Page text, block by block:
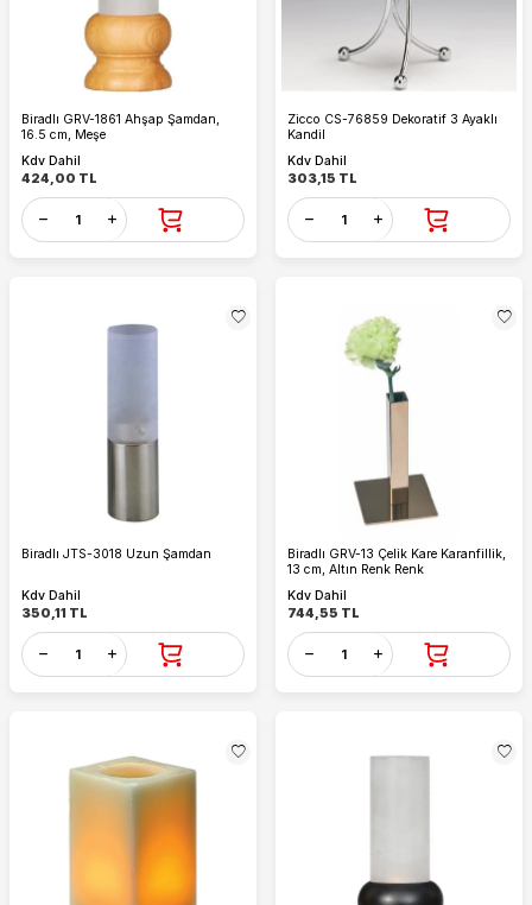
Biradlı GRV-1861 Ahşap Şamdan,
16.5 cm, Meşe
Kdv Dahil
424,00 TL
Zicco CS-76859 Dekoratif 3 Ayaklı
Kandil
Kdv Dahil
303,15 TL
Biradlı JTS-3018 Uzun Şamdan
Kdv Dahil
350,11 TL
Biradlı GRV-13 Çelik Kare Karanfillik,
13 cm, Altın Renk Renk
Kdv Dahil
744,55 TL